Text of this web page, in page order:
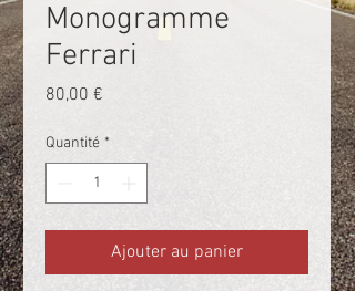
Monogramme
Ferrari
80,00 €
Quantité *
Ajouter au panier